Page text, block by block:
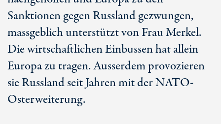
Sanktionen gegen Russland gezwungen,
massgeblich unterstützt von Frau Merkel.
Die wirtschaftlichen Einbussen hat allein
Europa zu tragen. Ausserdem provozieren
sie Russland seit Jahren mit der NATO-
Osterweiterung.